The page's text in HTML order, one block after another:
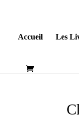
Accueil Les